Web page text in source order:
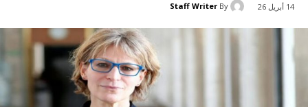
14 أبريل 26 By
Staff Writer